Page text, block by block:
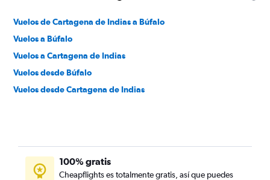
Vuelos de Cartagena de Indias a Búfalo
Vuelos a Búfalo
Vuelos a Cartagena de Indias
Vuelos desde Búfalo
Vuelos desde Cartagena de Indias
100% gratis
Cheapflights es totalmente gratis, así que puedes